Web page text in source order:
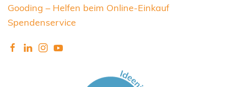
Gooding – Helfen beim Online-Einkauf
Spendenservice